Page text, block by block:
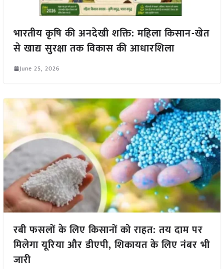
भारतीय कृषि की अनदेखी शक्ति: महिला किसान-खेत
से खाद्य सुरक्षा तक विकास की आधारशिला
June 25, 2026
रबी फसलों के लिए किसानों को राहत: तय दाम पर
मिलेगा यूरिया और डीएपी, शिकायत के लिए नंबर भी
जारी